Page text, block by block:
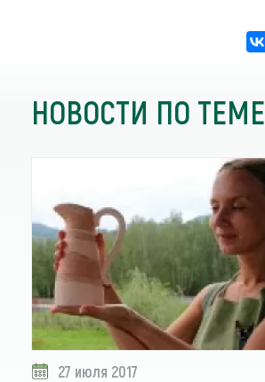
НОВОСТИ ПО ТЕМЕ
27 июля 2017